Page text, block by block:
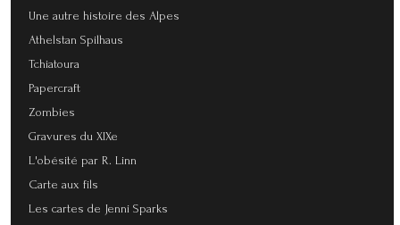
Une autre histoire des Alpes
Athelstan Spilhaus
Tchiatoura
Papercraft
Zombies
Gravures du XIXe
L'obésité par R. Linn
Carte aux fils
Les cartes de Jenni Sparks